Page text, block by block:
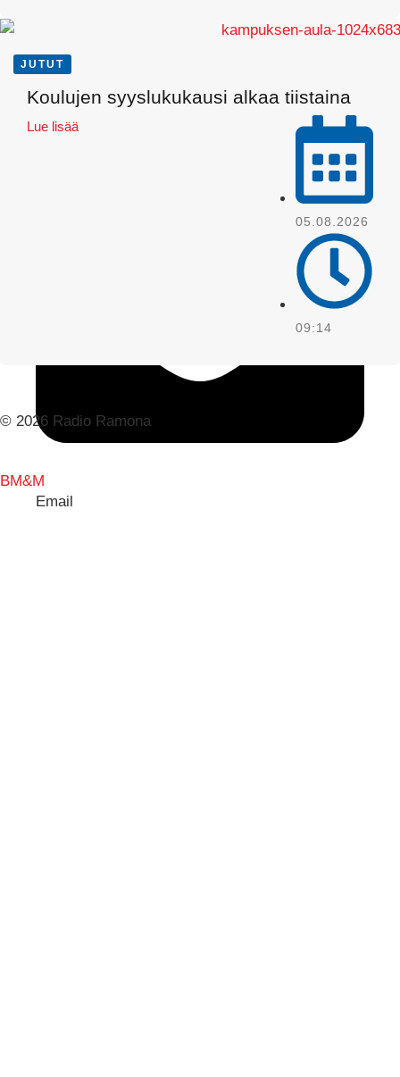
Email
JUTUT
Koulujen syyslukukausi alkaa tiistaina
Lue lisää
05.08.2026
09:14
© 2026 Radio Ramona
BM&M